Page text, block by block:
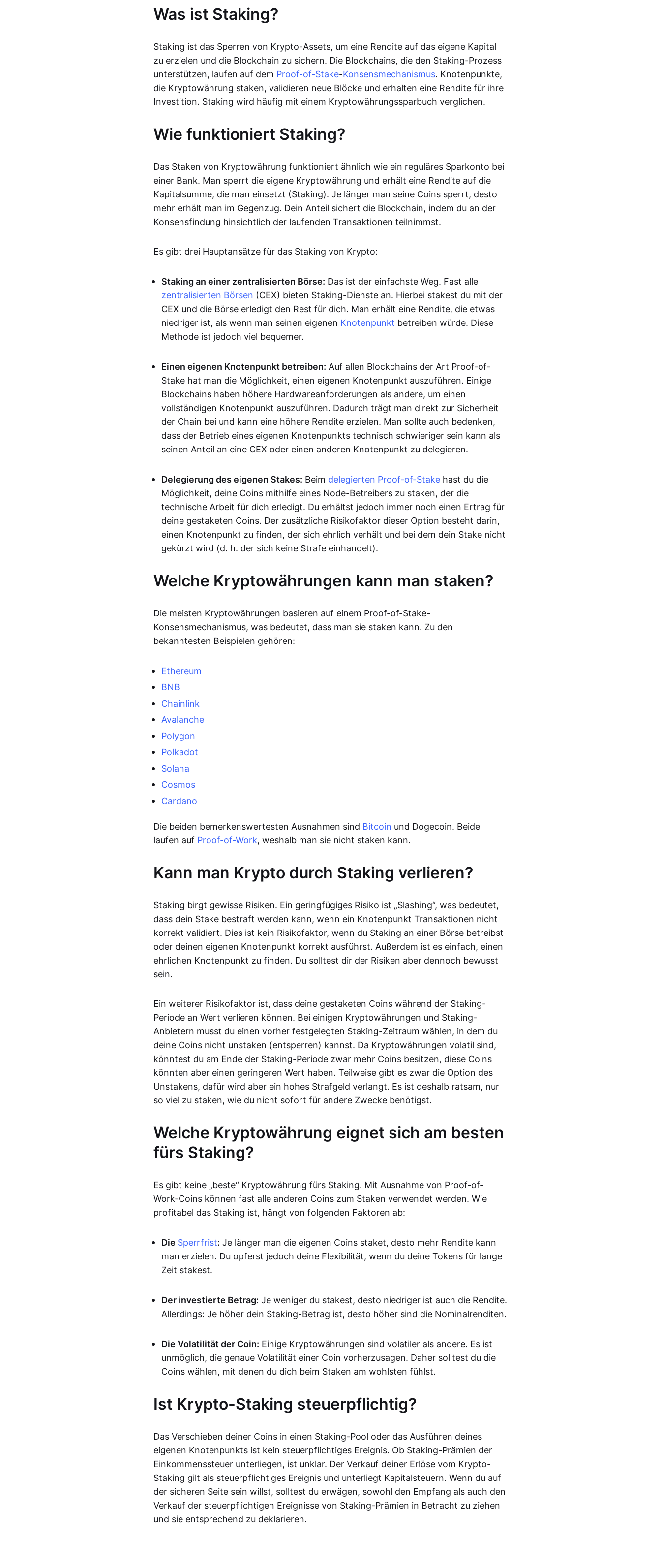
Was ist Staking?
Staking ist das Sperren von Krypto-Assets, um eine Rendite auf das eigene Kapital
zu erzielen und die Blockchain zu sichern. Die Blockchains, die den Staking-Prozess
unterstützen, laufen auf dem Proof-of-Stake-Konsensmechanismus. Knotenpunkte,
die Kryptowährung staken, validieren neue Blöcke und erhalten eine Rendite für ihre
Investition. Staking wird häufig mit einem Kryptowährungssparbuch verglichen.
Wie funktioniert Staking?
Das Staken von Kryptowährung funktioniert ähnlich wie ein reguläres Sparkonto bei
einer Bank. Man sperrt die eigene Kryptowährung und erhält eine Rendite auf die
Kapitalsumme, die man einsetzt (Staking). Je länger man seine Coins sperrt, desto
mehr erhält man im Gegenzug. Dein Anteil sichert die Blockchain, indem du an der
Konsensfindung hinsichtlich der laufenden Transaktionen teilnimmst.
Es gibt drei Hauptansätze für das Staking von Krypto:
Staking an einer zentralisierten Börse: Das ist der einfachste Weg. Fast alle
zentralisierten Börsen (CEX) bieten Staking-Dienste an. Hierbei stakest du mit der
CEX und die Börse erledigt den Rest für dich. Man erhält eine Rendite, die etwas
niedriger ist, als wenn man seinen eigenen Knotenpunkt betreiben würde. Diese
Methode ist jedoch viel bequemer.
Einen eigenen Knotenpunkt betreiben: Auf allen Blockchains der Art Proof-of-
Stake hat man die Möglichkeit, einen eigenen Knotenpunkt auszuführen. Einige
Blockchains haben höhere Hardwareanforderungen als andere, um einen
vollständigen Knotenpunkt auszuführen. Dadurch trägt man direkt zur Sicherheit
der Chain bei und kann eine höhere Rendite erzielen. Man sollte auch bedenken,
dass der Betrieb eines eigenen Knotenpunkts technisch schwieriger sein kann als
seinen Anteil an eine CEX oder einen anderen Knotenpunkt zu delegieren.
Delegierung des eigenen Stakes: Beim delegierten Proof-of-Stake hast du die
Möglichkeit, deine Coins mithilfe eines Node-Betreibers zu staken, der die
technische Arbeit für dich erledigt. Du erhältst jedoch immer noch einen Ertrag für
deine gestaketen Coins. Der zusätzliche Risikofaktor dieser Option besteht darin,
einen Knotenpunkt zu finden, der sich ehrlich verhält und bei dem dein Stake nicht
gekürzt wird (d. h. der sich keine Strafe einhandelt).
Welche Kryptowährungen kann man staken?
Die meisten Kryptowährungen basieren auf einem Proof-of-Stake-
Konsensmechanismus, was bedeutet, dass man sie staken kann. Zu den
bekanntesten Beispielen gehören:
Ethereum
BNB
Chainlink
Avalanche
Polygon
Polkadot
Solana
Cosmos
Cardano
Die beiden bemerkenswertesten Ausnahmen sind Bitcoin und Dogecoin. Beide
laufen auf Proof-of-Work, weshalb man sie nicht staken kann.
Kann man Krypto durch Staking verlieren?
Staking birgt gewisse Risiken. Ein geringfügiges Risiko ist „Slashing“, was bedeutet,
dass dein Stake bestraft werden kann, wenn ein Knotenpunkt Transaktionen nicht
korrekt validiert. Dies ist kein Risikofaktor, wenn du Staking an einer Börse betreibst
oder deinen eigenen Knotenpunkt korrekt ausführst. Außerdem ist es einfach, einen
ehrlichen Knotenpunkt zu finden. Du solltest dir der Risiken aber dennoch bewusst
sein.
Ein weiterer Risikofaktor ist, dass deine gestaketen Coins während der Staking-
Periode an Wert verlieren können. Bei einigen Kryptowährungen und Staking-
Anbietern musst du einen vorher festgelegten Staking-Zeitraum wählen, in dem du
deine Coins nicht unstaken (entsperren) kannst. Da Kryptowährungen volatil sind,
könntest du am Ende der Staking-Periode zwar mehr Coins besitzen, diese Coins
könnten aber einen geringeren Wert haben. Teilweise gibt es zwar die Option des
Unstakens, dafür wird aber ein hohes Strafgeld verlangt. Es ist deshalb ratsam, nur
so viel zu staken, wie du nicht sofort für andere Zwecke benötigst.
Welche Kryptowährung eignet sich am besten
fürs Staking?
Es gibt keine „beste“ Kryptowährung fürs Staking. Mit Ausnahme von Proof-of-
Work-Coins können fast alle anderen Coins zum Staken verwendet werden. Wie
profitabel das Staking ist, hängt von folgenden Faktoren ab:
Die Sperrfrist: Je länger man die eigenen Coins staket, desto mehr Rendite kann
man erzielen. Du opferst jedoch deine Flexibilität, wenn du deine Tokens für lange
Zeit stakest.
Der investierte Betrag: Je weniger du stakest, desto niedriger ist auch die Rendite.
Allerdings: Je höher dein Staking-Betrag ist, desto höher sind die Nominalrenditen.
Die Volatilität der Coin: Einige Kryptowährungen sind volatiler als andere. Es ist
unmöglich, die genaue Volatilität einer Coin vorherzusagen. Daher solltest du die
Coins wählen, mit denen du dich beim Staken am wohlsten fühlst.
Ist Krypto-Staking steuerpflichtig?
Das Verschieben deiner Coins in einen Staking-Pool oder das Ausführen deines
eigenen Knotenpunkts ist kein steuerpflichtiges Ereignis. Ob Staking-Prämien der
Einkommenssteuer unterliegen, ist unklar. Der Verkauf deiner Erlöse vom Krypto-
Staking gilt als steuerpflichtiges Ereignis und unterliegt Kapitalsteuern. Wenn du auf
der sicheren Seite sein willst, solltest du erwägen, sowohl den Empfang als auch den
Verkauf der steuerpflichtigen Ereignisse von Staking-Prämien in Betracht zu ziehen
und sie entsprechend zu deklarieren.